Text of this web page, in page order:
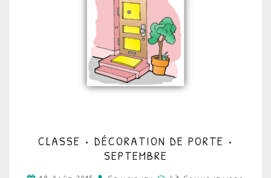
•
DÉCORATION
CLASSE • DÉCORATION DE PORTE •
SEPTEMBRE
Commentaires